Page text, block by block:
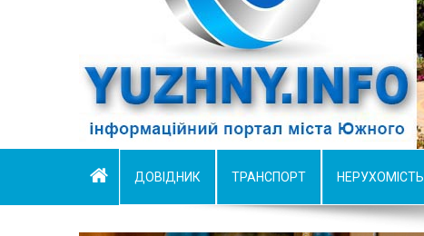
ДОВІДНИК ТРАНСПОРТ НЕРУХОМІСТЬ